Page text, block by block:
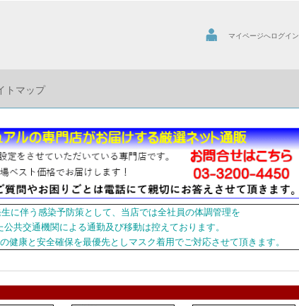
マイページへログイン
トマップ
に伴う感染予防策として、当店では全社員の体調管理を
共交通機関による通勤及び移動は控えております。
健康と安全確保を最優先としマスク着用でご対応させて頂きます。